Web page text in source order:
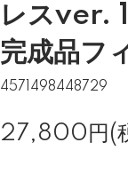
レスver.
完成品フ
4571498448729
27,800円(